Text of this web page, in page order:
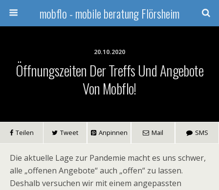
mobflo - mobile beratung Flörsheim
20.10.2020
Öffnungszeiten Der Treffs Und Angebote
Von Mobflo!
Teilen Tweet Anpinnen Mail SMS
Die aktuelle Lage zur Pandemie macht es uns schwer,
alle „offenen Angebote“ auch „offen“ zu lassen.
Deshalb versuchen wir mit einem angepassten